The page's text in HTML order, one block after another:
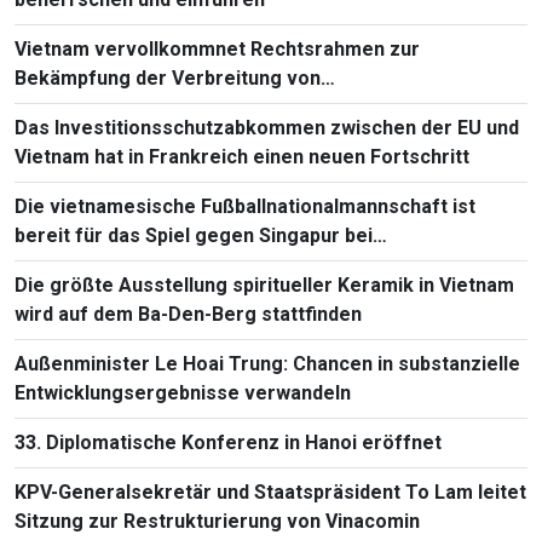
Vietnam vervollkommnet Rechtsrahmen zur
Bekämpfung der Verbreitung von
Massenvernichtungswaffen
Das Investitionsschutzabkommen zwischen der EU und
Vietnam hat in Frankreich einen neuen Fortschritt
Die vietnamesische Fußballnationalmannschaft ist
bereit für das Spiel gegen Singapur bei
Südostasienmeisterschaft 2026
Die größte Ausstellung spiritueller Keramik in Vietnam
wird auf dem Ba-Den-Berg stattfinden
Außenminister Le Hoai Trung: Chancen in substanzielle
Entwicklungsergebnisse verwandeln
33. Diplomatische Konferenz in Hanoi eröffnet
KPV-Generalsekretär und Staatspräsident To Lam leitet
Sitzung zur Restrukturierung von Vinacomin